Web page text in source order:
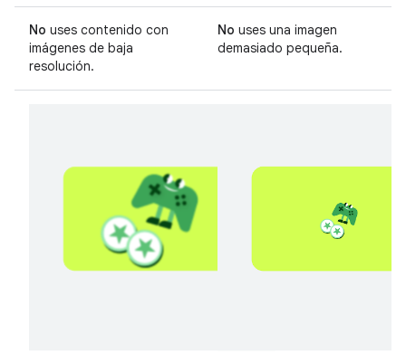
No uses contenido con
imágenes de baja
resolución.
No uses una imagen
demasiado pequeña.